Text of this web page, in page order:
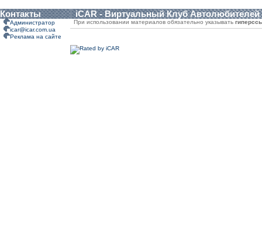
Контакты iCAR - Виртуальный Клуб Автолюбителей
Администратор
icar@icar.com.ua
Реклама на сайте
При использовании материалов обязательно указывать